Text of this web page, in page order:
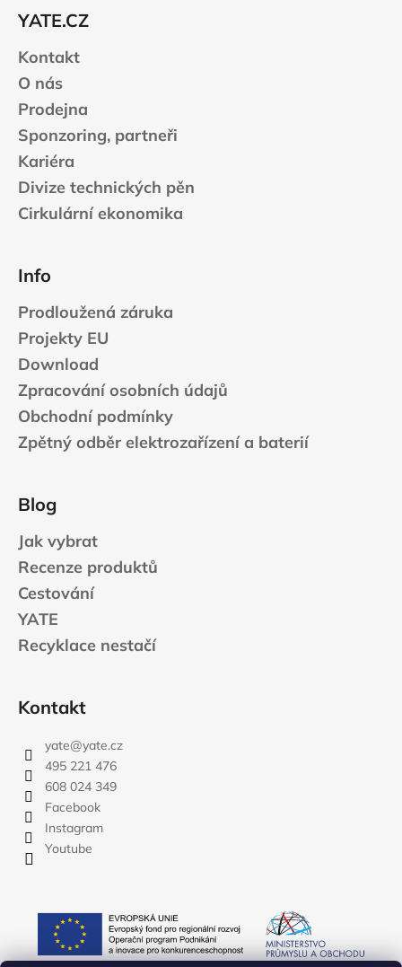
YATE.CZ
Kontakt
O nás
Prodejna
Sponzoring, partneři
Kariéra
Divize technických pěn
Cirkulární ekonomika
Info
Prodloužená záruka
Projekty EU
Download
Zpracování osobních údajů
Obchodní podmínky
Zpětný odběr elektrozařízení a baterií
Blog
Jak vybrat
Recenze produktů
Cestování
YATE
Recyklace nestačí
Kontakt
yate@yate.cz
495 221 476
608 024 349
Facebook
Instagram
Youtube